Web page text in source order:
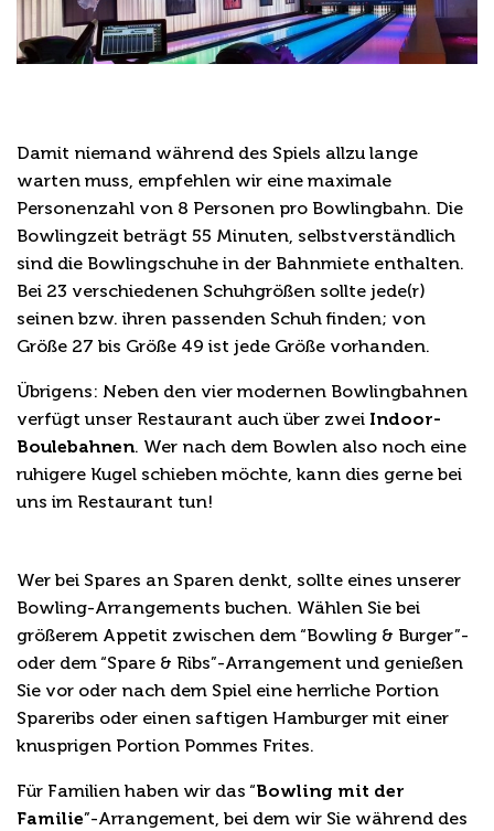
Damit niemand während des Spiels allzu lange
warten muss, empfehlen wir eine maximale
Personenzahl von 8 Personen pro Bowlingbahn. Die
Bowlingzeit beträgt 55 Minuten, selbstverständlich
sind die Bowlingschuhe in der Bahnmiete enthalten.
Bei 23 verschiedenen Schuhgrößen sollte jede(r)
seinen bzw. ihren passenden Schuh finden; von
Größe 27 bis Größe 49 ist jede Größe vorhanden.
Übrigens: Neben den vier modernen Bowlingbahnen
verfügt unser Restaurant auch über zwei Indoor-
Boulebahnen. Wer nach dem Bowlen also noch eine
ruhigere Kugel schieben möchte, kann dies gerne bei
uns im Restaurant tun!
Wer bei Spares an Sparen denkt, sollte eines unserer
Bowling-Arrangements buchen. Wählen Sie bei
größerem Appetit zwischen dem “Bowling & Burger”-
oder dem “Spare & Ribs”-Arrangement und genießen
Sie vor oder nach dem Spiel eine herrliche Portion
Spareribs oder einen saftigen Hamburger mit einer
knusprigen Portion Pommes Frites.
Für Familien haben wir das “Bowling mit der
Familie”-Arrangement, bei dem wir Sie während des